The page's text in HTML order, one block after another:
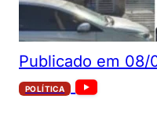
Publicado em 08/
POLÍTICA